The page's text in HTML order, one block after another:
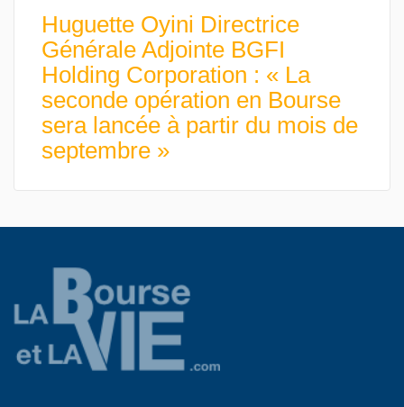
Huguette Oyini Directrice
Générale Adjointe BGFI
Holding Corporation : « La
seconde opération en Bourse
sera lancée à partir du mois de
septembre »